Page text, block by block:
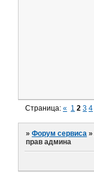
Страница:« 1 2 3 4
»Форум сервиса »
прав админа